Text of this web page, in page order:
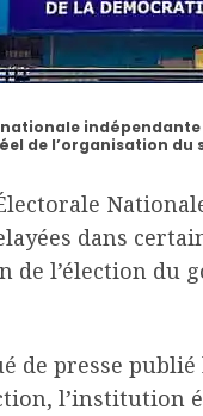
de l’organisation du
dans
de l’élection du
de presse publié
l’institution